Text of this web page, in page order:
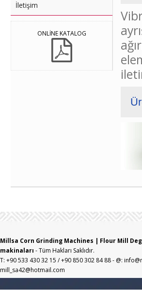
İletişim
ONLİNE KATALOG
Millsa Corn Grinding Machines | Flour Mill
makinaları - Tüm Hakları Saklıdır.
T: +90 533 430 32 15 / +90 850 302 84 88 - @:
mill_sa42@hotmail.com